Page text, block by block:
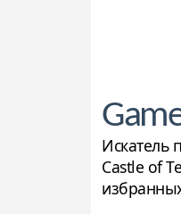
Искатель
Castle of